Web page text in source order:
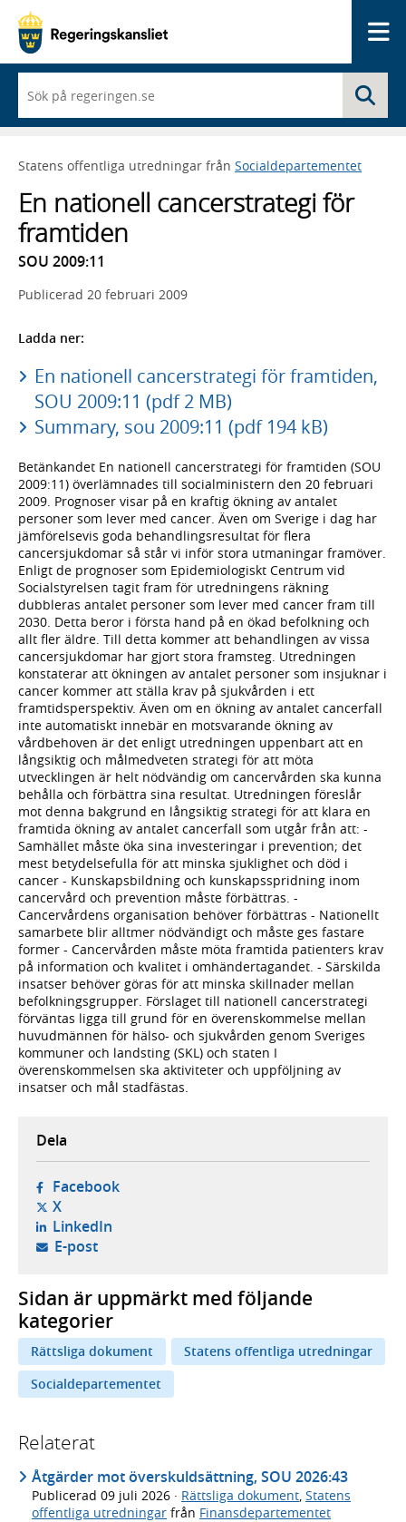
du
börjar
skriva
framträder
lista
med
sökförslag
Statens offentliga utredningar från Socialdepartementet
En nationell cancerstrategi för
framtiden
SOU 2009:11
Publicerad 20 februari 2009
Ladda ner:
En nationell cancerstrategi för framtiden,
SOU 2009:11 (pdf 2 MB)
Summary, sou 2009:11 (pdf 194 kB)
Betänkandet En nationell cancerstrategi för framtiden (SOU
2009:11) överlämnades till socialministern den 20 februari
2009. Prognoser visar på en kraftig ökning av antalet
personer som lever med cancer. Även om Sverige i dag har
jämförelsevis goda behandlingsresultat för flera
cancersjukdomar så står vi inför stora utmaningar framöver.
Enligt de prognoser som Epidemiologiskt Centrum vid
Socialstyrelsen tagit fram för utredningens räkning
dubbleras antalet personer som lever med cancer fram till
2030. Detta beror i första hand på en ökad befolkning och
allt fler äldre. Till detta kommer att behandlingen av vissa
cancersjukdomar har gjort stora framsteg. Utredningen
konstaterar att ökningen av antalet personer som insjuknar i
cancer kommer att ställa krav på sjukvården i ett
framtidsperspektiv. Även om en ökning av antalet cancerfall
inte automatiskt innebär en motsvarande ökning av
vårdbehoven är det enligt utredningen uppenbart att en
långsiktig och målmedveten strategi för att möta
utvecklingen är helt nödvändig om cancervården ska kunna
behålla och förbättra sina resultat. Utredningen föreslår
mot denna bakgrund en långsiktig strategi för att klara en
framtida ökning av antalet cancerfall som utgår från att: -
Samhället måste öka sina investeringar i prevention; det
mest betydelsefulla för att minska sjuklighet och död i
cancer - Kunskapsbildning och kunskapsspridning inom
cancervård och prevention måste förbättras. -
Cancervårdens organisation behöver förbättras - Nationellt
samarbete blir alltmer nödvändigt och måste ges fastare
former - Cancervården måste möta framtida patienters krav
på information och kvalitet i omhändertagandet. - Särskilda
insatser behöver göras för att minska skillnader mellan
befolkningsgrupper. Förslaget till nationell cancerstrategi
förväntas ligga till grund för en överenskommelse mellan
huvudmännen för hälso- och sjukvården genom Sveriges
kommuner och landsting (SKL) och staten I
överenskommelsen ska aktiviteter och uppföljning av
insatser och mål stadfästas.
Dela
Facebook- öppnas i ny flik, extern webbplats,
X- öppnas i ny flik, extern webbplats,
LinkedIn- öppnas i ny flik, extern webbplats,
E-post- öppnar din e-postklient,
Sidan är uppmärkt med följande
kategorier
Rättsliga dokument
Statens offentliga utredningar
Socialdepartementet
Relaterat
Åtgärder mot överskuldsättning, SOU 2026:43
Publicerad 09 juli 2026 · Rättsliga dokument, Statens
offentliga utredningar från Finansdepartementet